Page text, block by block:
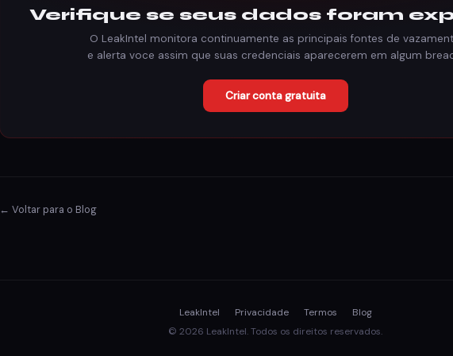
Verifique se seus dados foram
O LeakIntel monitora continuamente as principais fontes de
e alerta voce assim que suas credenciais aparecerem em algum
Criar conta gratuita
← Voltar para o Blog
LeakIntel Privacidade Termos
Blog
© 2026 LeakIntel. Todos os direitos reservados.